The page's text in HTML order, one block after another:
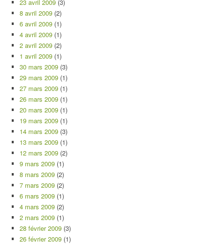
23 avril 2009 (3)
8 avril 2009 (2)
6 avril 2009 (1)
4 avril 2009 (1)
2 avril 2009 (2)
1 avril 2009 (1)
30 mars 2009 (3)
29 mars 2009 (1)
27 mars 2009 (1)
26 mars 2009 (1)
20 mars 2009 (1)
19 mars 2009 (1)
14 mars 2009 (3)
13 mars 2009 (1)
12 mars 2009 (2)
9 mars 2009 (1)
8 mars 2009 (2)
7 mars 2009 (2)
6 mars 2009 (1)
4 mars 2009 (2)
2 mars 2009 (1)
28 février 2009 (3)
26 février 2009 (1)